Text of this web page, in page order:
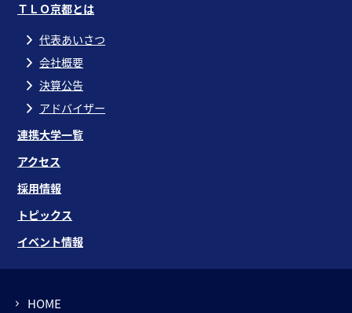
ＴＬＯ京都とは
代表あいさつ
会社概要
決算公告
アドバイザー
連携大学一覧
アクセス
採用情報
トピックス
イベント情報
HOME